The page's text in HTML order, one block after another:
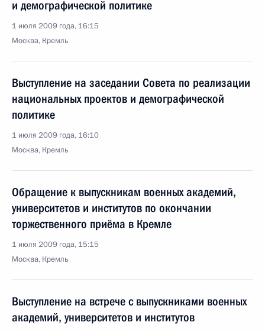
и демографической политике
1 июля 2009 года, 16:15
Москва, Кремль
Выступление на заседании Совета по реализации
национальных проектов и демографической
политике
1 июля 2009 года, 16:10
Москва, Кремль
Обращение к выпускникам военных академий,
университетов и институтов по окончании
торжественного приёма в Кремле
1 июля 2009 года, 15:15
Москва, Кремль
Выступление на встрече с выпускниками военных
академий, университетов и институтов